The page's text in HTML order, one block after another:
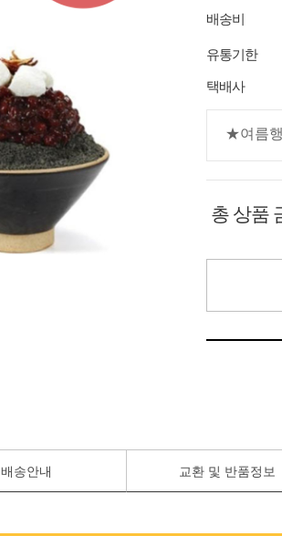
배송비
유통기한
택배사
★여름
총 상품
배송안내 교환 및 반품정보